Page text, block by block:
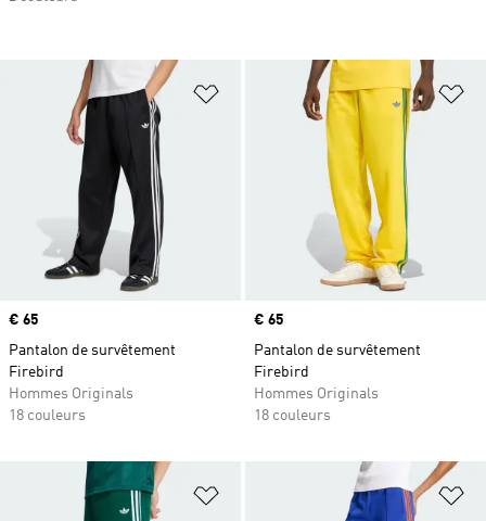
Ajouter à la Liste de produits
Prix
€ 65
Pantalon de survêtement
Firebird
Hommes Originals
18 couleurs
Prix
€ 65
Pantalon de survêtement
Firebird
Hommes Originals
18 couleurs
Ajouter à la Liste de produits